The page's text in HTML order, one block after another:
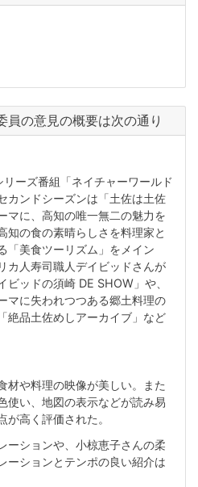
の意見の概要は次の通り
ーズ番組「ネイチャーワールド
カンドシーズンは「土佐は土佐
マに、高知の唯一無二の魅力を
知の食の素晴らしさを料理家と
「美食ツーリズム」をメイン
カ人寿司職人デイビッドさんが
ッドの須崎 DE SHOW」や、
マに失われつつある郷土料理の
絶品土佐めしアーカイブ」など
材や料理の映像が美しい。また
使い、地図の表示などが読み易
が高く評価された。
ーションや、小椋恵子さんの柔
ーションとテンポの良い紹介は